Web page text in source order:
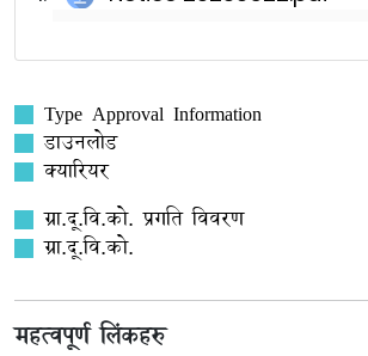
Type Approval Information
डाउनलोड
क्यारियर
ग्रा.दू.वि.को. प्रगति विवरण
ग्रा.दू.वि.को.
महत्वपूर्ण लिंकहरु